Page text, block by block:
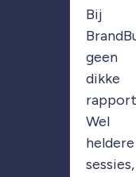
Bij
geen
dikke
Wel
heldere
sessies,